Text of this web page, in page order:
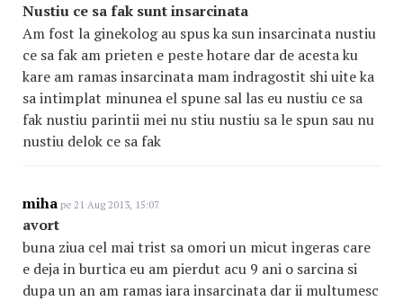
Nustiu ce sa fak sunt insarcinata
Am fost la ginekolog au spus ka sun insarcinata nustiu
ce sa fak am prieten e peste hotare dar de acesta ku
kare am ramas insarcinata mam indragostit shi uite ka
sa intimplat minunea el spune sal las eu nustiu ce sa
fak nustiu parintii mei nu stiu nustiu sa le spun sau nu
nustiu delok ce sa fak
miha pe 21 Aug 2013, 15:07
avort
buna ziua cel mai trist sa omori un micut ingeras care
e deja in burtica eu am pierdut acu 9 ani o sarcina si
dupa un an am ramas iara insarcinata dar ii multumesc